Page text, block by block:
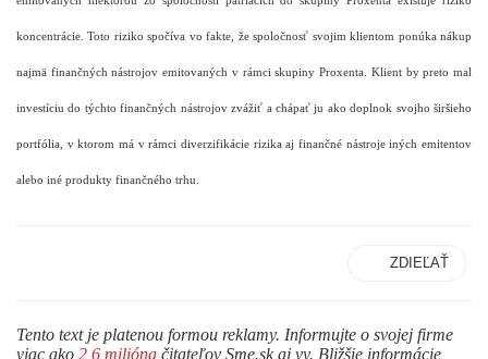
koncentrácie. Toto riziko spočíva vo fakte, že spoločnosť svojim klientom ponúka nákup
najmä finančných nástrojov emitovaných v rámci skupiny Proxenta. Klient by preto mal
investíciu do týchto finančných nástrojov zvážiť a chápať ju ako doplnok svojho širšieho
portfólia, v ktorom má v rámci diverzifikácie rizika aj finančné nástroje iných emitentov
alebo iné produkty finančného trhu.
ZDIEĽAŤ
Tento text je platenou formou reklamy. Informujte o svojej firme
viac ako 2,6 milióna čitateľov Sme.sk aj vy. Bližšie informácie